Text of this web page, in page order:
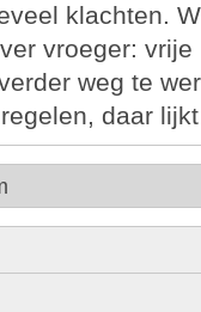
klachten.
vroeger:
weg te
daar